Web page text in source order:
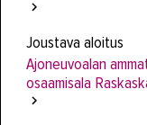
Joustava aloitus
Ajoneuvoalan
osaamisala